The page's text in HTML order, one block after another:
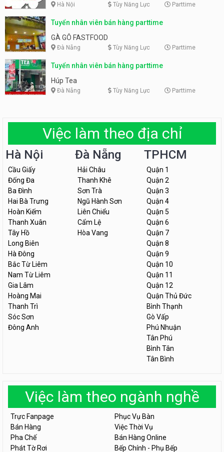
Hà Nội Tùy Năng Lực Parttime
Tuyển nhân viên bán hàng parttime
GÀ GÔ FASTFOOD
Đà Nẵng Tùy Năng Lực Parttime
Tuyển nhân viên bán hàng parttime
Húp Tea
Đà Nẵng Tùy Năng Lực Parttime
Việc làm theo địa chỉ
Hà Nội
Cầu Giấy
Đống Đa
Ba Đình
Hai Bà Trưng
Hoàn Kiếm
Thanh Xuân
Tây Hồ
Long Biên
Hà Đông
Bắc Từ Liêm
Nam Từ Liêm
Gia Lâm
Hoàng Mai
Thanh Trì
Sóc Sơn
Đông Anh
Đà Nẵng
Hải Châu
Thanh Khê
Sơn Trà
Ngũ Hành Sơn
Liên Chiểu
Cẩm Lệ
Hòa Vang
TPHCM
Quận 1
Quận 2
Quận 3
Quận 4
Quận 5
Quận 6
Quận 7
Quận 8
Quận 9
Quận 10
Quận 11
Quận 12
Quận Thủ Đức
Bình Thạnh
Gò Vấp
Phú Nhuận
Tân Phú
Bình Tân
Tân Bình
Việc làm theo ngành nghề
Trực Fanpage
Phục Vụ Bàn
Bán Hàng
Việc Thời Vụ
Pha Chế
Bán Hàng Online
Phát Tờ Rơi
Bếp Chính - Phụ Bếp